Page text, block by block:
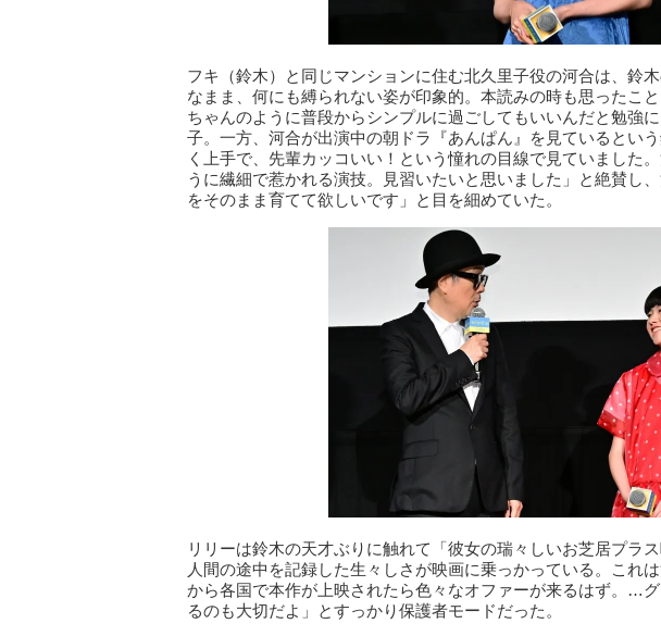
フキ（鈴木）と同じマンションに住む北久里子役の河合は、鈴
なまま、何にも縛られない姿が印象的。本読みの時も思ったこ
ちゃんのように普段からシンプルに過ごしてもいいんだと勉強
子。一方、河合が出演中の朝ドラ『あんぱん』を見ているとい
く上手で、先輩カッコいい！という憧れの目線で見ていました
うに繊細で惹かれる演技。見習いたいと思いました」と絶賛し
をそのまま育てて欲しいです」と目を細めていた。
リリーは鈴木の天才ぶりに触れて「彼女の瑞々しいお芝居プラ
人間の途中を記録した生々しさが映画に乗っかっている。これ
から各国で本作が上映されたら色々なオファーが来るはず。…
るのも大切だよ」とすっかり保護者モードだった。